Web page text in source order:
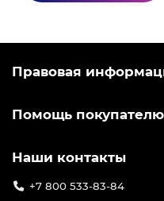
Правовая
Помощь покупателю
Наши контакты
+7 800 533-83-84